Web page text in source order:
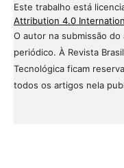
Este trabalho está
Attribution 4.0
O autor na submissão
periódico. À Revista
Tecnológica ficam
todos os artigos nela